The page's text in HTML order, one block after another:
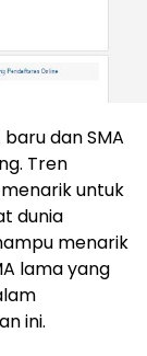
dan SMA
Tren
untuk
dunia
menarik
lama yang
ini.